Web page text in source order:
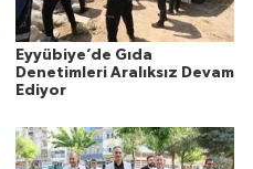
Eyyübiye’de Gıda
Denetimleri Aralıksız Devam
Ediyor